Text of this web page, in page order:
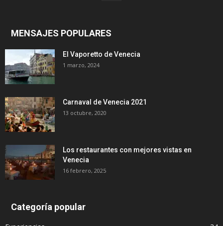
MENSAJES POPULARES
El Vaporetto de Venecia
1 marzo, 2024
Carnaval de Venecia 2021
13 octubre, 2020
Los restaurantes con mejores vistas en
Venecia
16 febrero, 2025
Categoría popular